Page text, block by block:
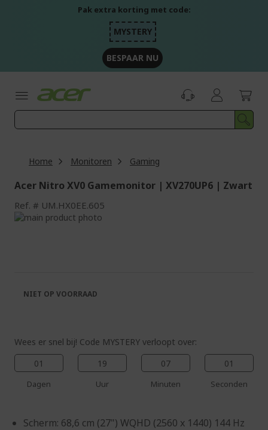
Pak extra korting met code:
MYSTERY
BESPAAR NU
Home Monitoren Gaming
Acer Nitro XV0 Gamemonitor | XV270UP6 | Zwart
Ref. UM.HX0EE.605
Ga
afbeeldingen-
gallerij
afbeeldingen-
Wees er snel bij! Code MYSTERY verloopt over:
01
Dagen
19
Uur
07
Minuten
00
Seconden
Scherm: 68,6 cm (27") WQHD (2560 x 1440) 144 Hz
NIET OP VOORRAAD